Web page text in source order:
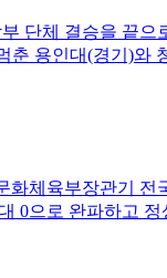
단체 결승을 끝
용인대(경기)와
체육부장관기 전
0으로 완파하고